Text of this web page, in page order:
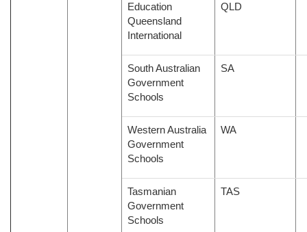
Education
Queensland
International
QLD
South Australian
Government
Schools
SA
Western Australia
Government
Schools
WA
Tasmanian
Government
Schools
TAS